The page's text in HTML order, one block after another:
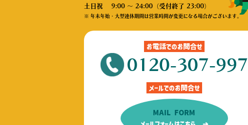
土日祝 9:00 ～ 24:00（受付終了 23:00）
※ 年末年始・大型連休期間は営業時間が変更になる場合がございます。
お電話でのお問合せ
0120-307-997
メールでのお問合せ
MAIL FORM
メールフォームはこちら ➔